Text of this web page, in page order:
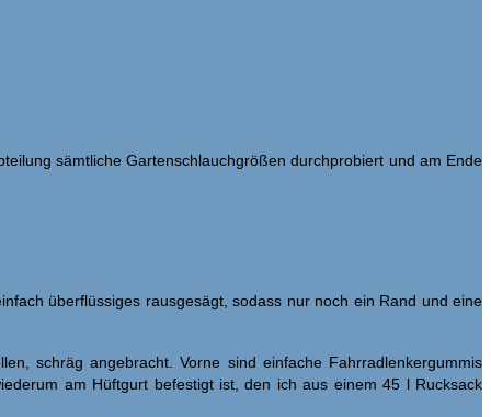
sämtliche Gartenschlauchgrößen durchprobiert und am Ende
überflüssiges rausgesägt, sodass nur noch ein Rand und eine
schräg angebracht. Vorne sind einfache Fahrradlenkergummis
am Hüftgurt befestigt ist, den ich aus einem 45 l Rucksack